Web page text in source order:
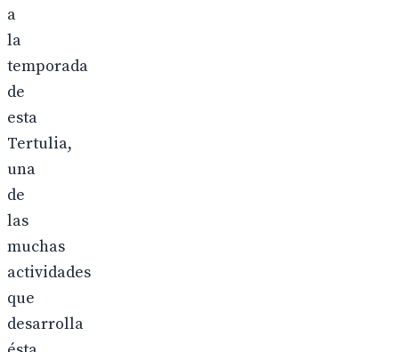
a
la
temporada
de
esta
Tertulia,
una
de
las
muchas
actividades
que
desarrolla